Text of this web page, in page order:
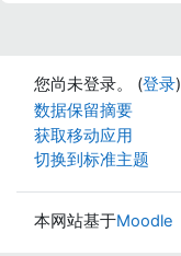
您尚未登录。 (登录)
‎数据保留摘要‎
获取移动应用
切换到标准主题
本网站基于Moodle